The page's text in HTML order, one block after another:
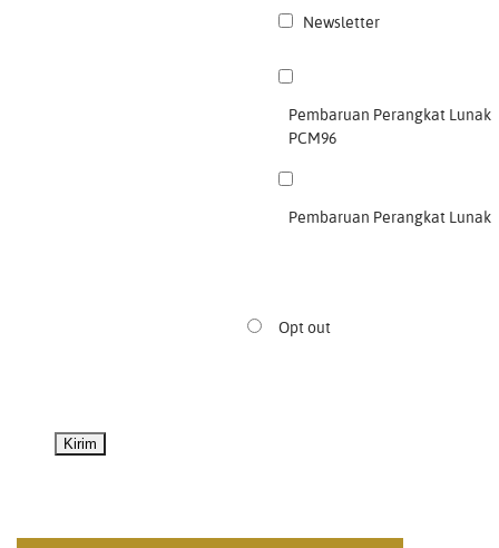
Newsletter
Pembaruan Perangkat Lunak
PCM96
Pembaruan Perangkat Lunak
Opt out